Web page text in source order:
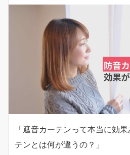
「遮音カーテンって本当に効
テンとは何が違うの？」